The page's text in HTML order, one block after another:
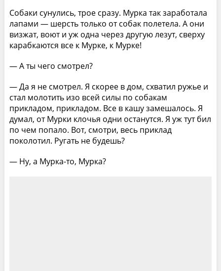
Собаки сунулись, трое сразу. Мурка так заработала
лапами — шерсть только от собак полетела. А они
визжат, воют и уж одна через другую лезут, сверху
карабкаются все к Мурке, к Мурке!
— А ты чего смотрел?
— Да я не смотрел. Я скорее в дом, схватил ружье и
стал молотить изо всей силы по собакам
прикладом, прикладом. Все в кашу замешалось. Я
думал, от Мурки клочья одни останутся. Я уж тут бил
по чем попало. Вот, смотри, весь приклад
поколотил. Ругать не будешь?
— Ну, а Мурка-то, Мурка?